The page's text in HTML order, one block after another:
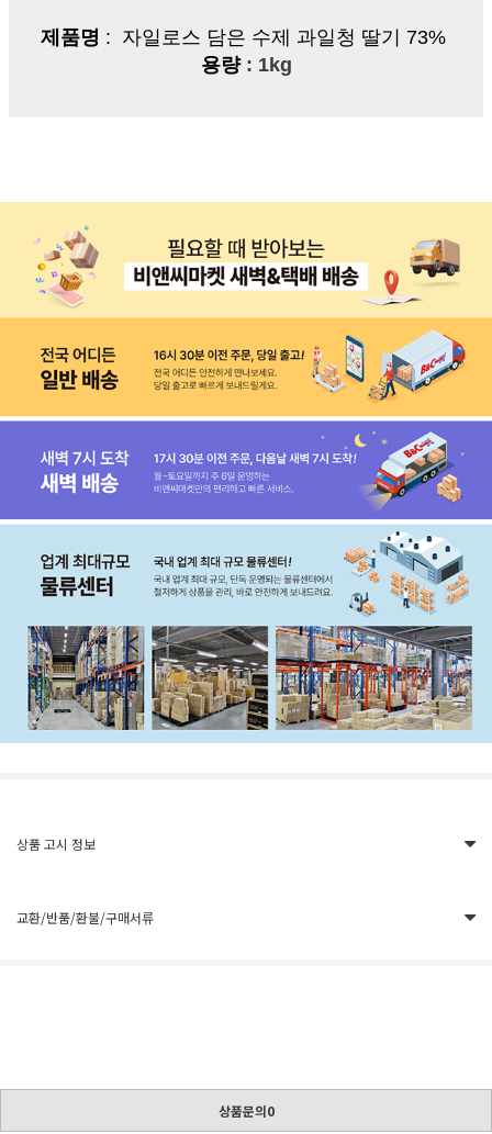
제품명 : 자일로스 담은 수제 과일청 딸기 73%
용량 : 1kg
상품 고시 정보
교환/반품/환불/구매서류
상품문의0